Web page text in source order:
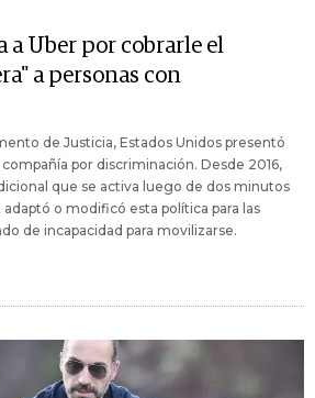
a Uber por cobrarle el
a personas con
de Justicia, Estados Unidos presentó
por discriminación. Desde 2016,
que se activa luego de dos minutos
o modificó esta política para las
de incapacidad para movilizarse.